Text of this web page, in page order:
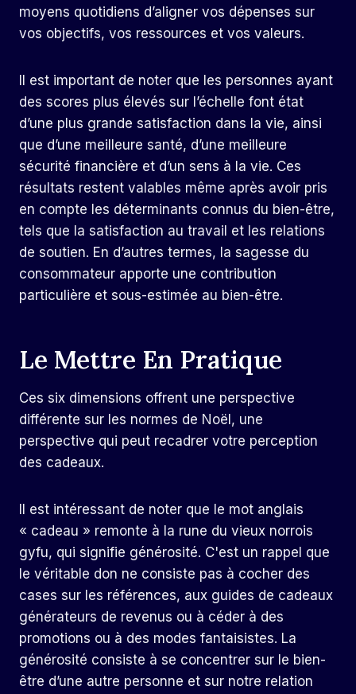
moyens quotidiens d’aligner vos dépenses sur
vos objectifs, vos ressources et vos valeurs.
Il est important de noter que les personnes ayant
des scores plus élevés sur l’échelle font état
d’une plus grande satisfaction dans la vie, ainsi
que d’une meilleure santé, d’une meilleure
sécurité financière et d’un sens à la vie. Ces
résultats restent valables même après avoir pris
en compte les déterminants connus du bien-être,
tels que la satisfaction au travail et les relations
de soutien. En d’autres termes, la sagesse du
consommateur apporte une contribution
particulière et sous-estimée au bien-être.
Le Mettre En Pratique
Ces six dimensions offrent une perspective
différente sur les normes de Noël, une
perspective qui peut recadrer votre perception
des cadeaux.
Il est intéressant de noter que le mot anglais
« cadeau » remonte à la rune du vieux norrois
gyfu, qui signifie générosité. C'est un rappel que
le véritable don ne consiste pas à cocher des
cases sur les références, aux guides de cadeaux
générateurs de revenus ou à céder à des
promotions ou à des modes fantaisistes. La
générosité consiste à se concentrer sur le bien-
être d’une autre personne et sur notre relation